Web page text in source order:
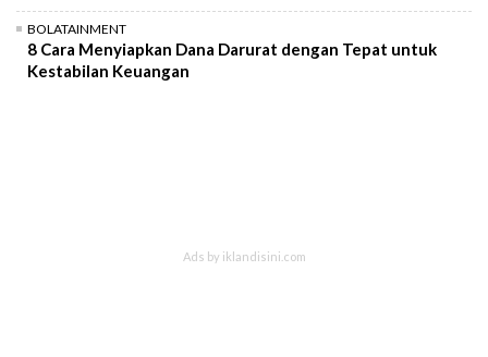
BOLATAINMENT
8 Cara Menyiapkan Dana Darurat dengan Tepat untuk
Kestabilan Keuangan